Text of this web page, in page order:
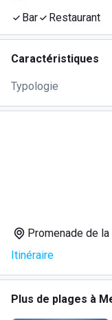
Bar
Restaurant
Caractéristiques
Typologie
Promenade de
Itinéraire
Plus de plages à